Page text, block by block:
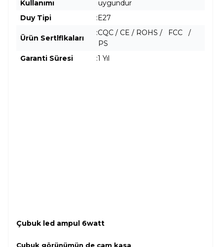
Kullanımı
uygundur
Duy Tipi
:E27
Ürün Sertlflkaları
:CQC / CE / ROHS / FCC /
PS
Garanti Süresi
:1 Yıl
Çubuk led ampul 6watt
Çubuk görünümün de cam kasa